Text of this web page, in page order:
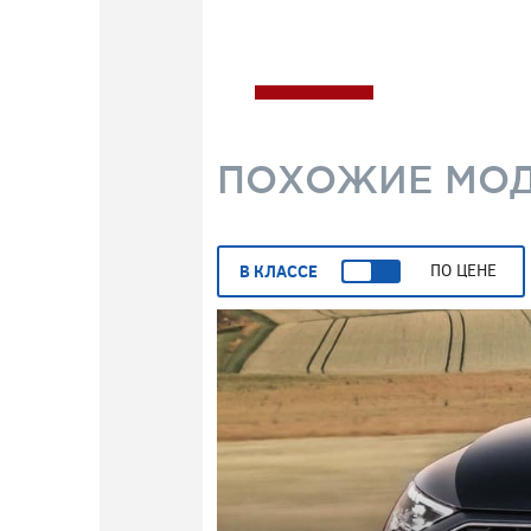
ПОХОЖИЕ
В КЛАССЕ ПО ЦЕНЕ